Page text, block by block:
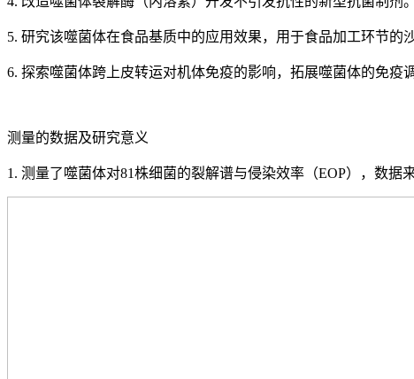
5. 研究该噬菌体在食品基质中的应用效果，用于食品加工环节的
6. 探索噬菌体跨上皮转运对机体免疫的影响，拓展噬菌体的免疫
测量的数据及研究意义
1. 测量了噬菌体对81株细菌的裂解谱与侵染效率（EOP），数